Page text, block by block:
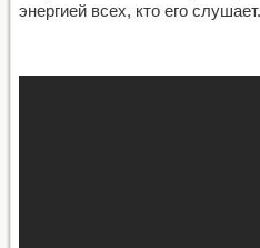
энергией всех, кто его